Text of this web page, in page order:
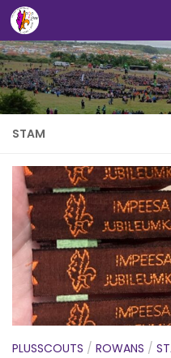
Doorgaan naar
STAM
PLUSSCOUTS / ROWANS /